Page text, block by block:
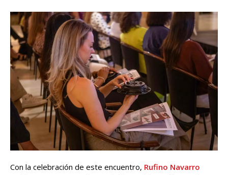
Con la celebración de este encuentro, Rufino Navarro